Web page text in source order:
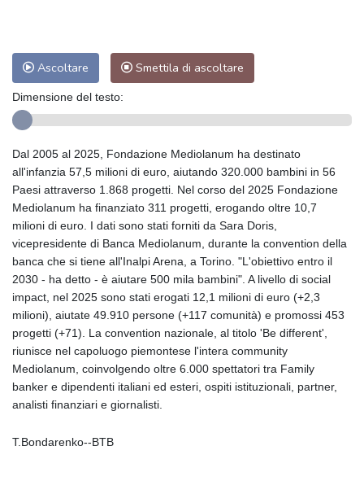
Ascoltare Smettila di ascoltare
Dimensione del testo:
Dal 2005 al 2025, Fondazione Mediolanum ha destinato
all'infanzia 57,5 milioni di euro, aiutando 320.000 bambini in 56
Paesi attraverso 1.868 progetti. Nel corso del 2025 Fondazione
Mediolanum ha finanziato 311 progetti, erogando oltre 10,7
milioni di euro. I dati sono stati forniti da Sara Doris,
vicepresidente di Banca Mediolanum, durante la convention della
banca che si tiene all'Inalpi Arena, a Torino. "L'obiettivo entro il
2030 - ha detto - è aiutare 500 mila bambini". A livello di social
impact, nel 2025 sono stati erogati 12,1 milioni di euro (+2,3
milioni), aiutate 49.910 persone (+117 comunità) e promossi 453
progetti (+71). La convention nazionale, al titolo 'Be different',
riunisce nel capoluogo piemontese l'intera community
Mediolanum, coinvolgendo oltre 6.000 spettatori tra Family
banker e dipendenti italiani ed esteri, ospiti istituzionali, partner,
analisti finanziari e giornalisti.
T.Bondarenko--BTB